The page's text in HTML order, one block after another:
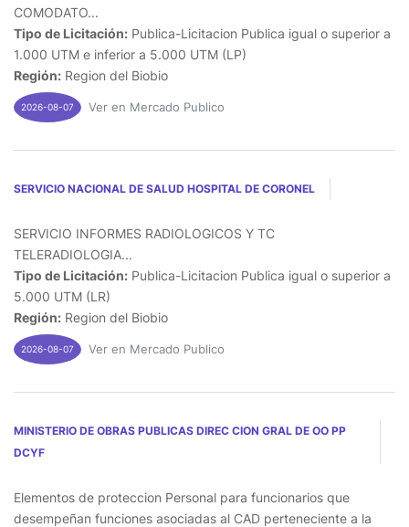
COMODATO...
Tipo de Licitación: Publica-Licitacion Publica igual o superior a
1.000 UTM e inferior a 5.000 UTM (LP)
Región: Region del Biobio
2026-08-07 Ver en Mercado Publico
SERVICIO NACIONAL DE SALUD HOSPITAL DE CORONEL
SERVICIO INFORMES RADIOLOGICOS Y TC
TELERADIOLOGIA...
Tipo de Licitación: Publica-Licitacion Publica igual o superior a
5.000 UTM (LR)
Región: Region del Biobio
2026-08-07 Ver en Mercado Publico
MINISTERIO DE OBRAS PUBLICAS DIREC CION GRAL DE OO PP
DCYF
Elementos de proteccion Personal para funcionarios que
desempeñan funciones asociadas al CAD perteneciente a la